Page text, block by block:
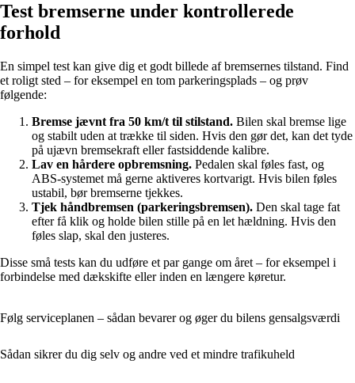
Test bremserne under kontrollerede
forhold
En simpel test kan give dig et godt billede af bremsernes tilstand. Find
et roligt sted – for eksempel en tom parkeringsplads – og prøv
følgende:
Bremse jævnt fra 50 km/t til stilstand. Bilen skal bremse lige
og stabilt uden at trække til siden. Hvis den gør det, kan det tyde
på ujævn bremsekraft eller fastsiddende kalibre.
Lav en hårdere opbremsning. Pedalen skal føles fast, og
ABS-systemet må gerne aktiveres kortvarigt. Hvis bilen føles
ustabil, bør bremserne tjekkes.
Tjek håndbremsen (parkeringsbremsen). Den skal tage fat
efter få klik og holde bilen stille på en let hældning. Hvis den
føles slap, skal den justeres.
Disse små tests kan du udføre et par gange om året – for eksempel i
forbindelse med dækskifte eller inden en længere køretur.
Følg serviceplanen – sådan bevarer og øger du bilens gensalgsværdi
Sådan sikrer du dig selv og andre ved et mindre trafikuheld